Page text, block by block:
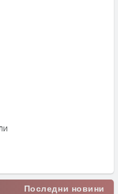
Последни новини